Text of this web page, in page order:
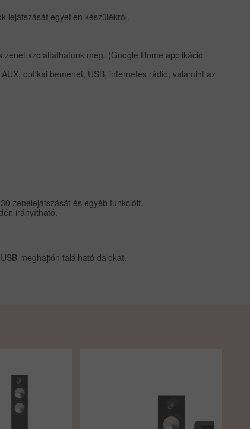
lejátszását egyetlen készülékről.
szólaltathatunk meg. (Google Home applikáció
optikai bemenet, USB, internetes rádió, valamint az
zenelejátszását és egyéb funkcióit.
irányítható.
meghajtón található dalokat.